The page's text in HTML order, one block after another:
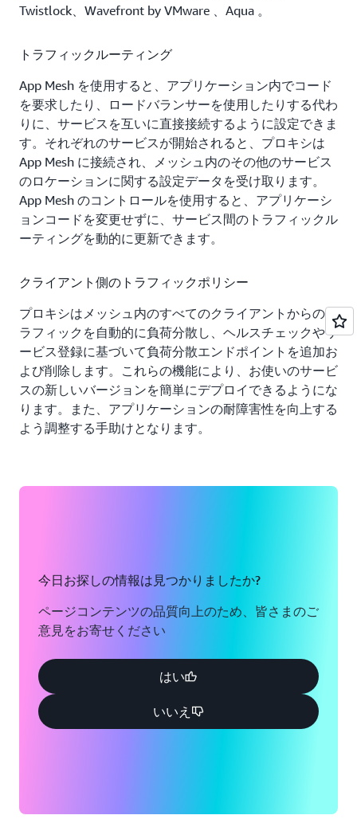
Twistlock、Wavefront by VMware 、Aqua 。
トラフィックルーティング
App Mesh を使用すると、アプリケーション内でコード
を要求したり、ロードバランサーを使用したりする代わ
りに、サービスを互いに直接接続するように設定できま
す。それぞれのサービスが開始されると、プロキシは
App Mesh に接続され、メッシュ内のその他のサービス
のロケーションに関する設定データを受け取ります。
App Mesh のコントロールを使用すると、アプリケーシ
ョンコードを変更せずに、サービス間のトラフィックル
ーティングを動的に更新できます。
クライアント側のトラフィックポリシー
プロキシはメッシュ内のすべてのクライアントからのト
ラフィックを自動的に負荷分散し、ヘルスチェックやサ
ービス登録に基づいて負荷分散エンドポイントを追加お
よび削除します。これらの機能により、お使いのサービ
スの新しいバージョンを簡単にデプロイできるようにな
ります。また、アプリケーションの耐障害性を向上する
よう調整する手助けとなります。
Manager のプライベート認証局またはお客様が管理す
証明書をプロビジョニングすることで、AWS App Mesh
で実行しているアプリケーションにセキュリティ境界を
拡張し、サービスに接続しているクライエントのアプリ
ケーションの自動認証を適用できるようになります。
コンテナオーケストレーションのネイティブユーザーエ
するサービスと連動します。ECS、EKS、Fargate、ある
今日お探しの情報は見つかりましたか?
ページコンテンツの品質向上のため、皆さまのご
意見をお寄せください
はい
いいえ